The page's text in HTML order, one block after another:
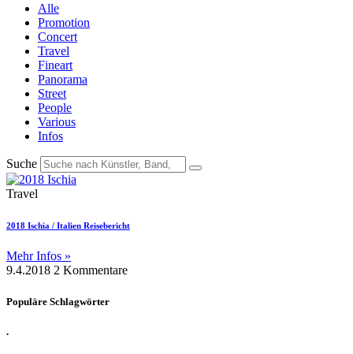
Alle
Promotion
Concert
Travel
Fineart
Panorama
Street
People
Various
Infos
Suche
Travel
2018 Ischia / Italien Reisebericht
Mehr Infos »
9.4.2018 2 Kommentare
Populäre Schlagwörter
.